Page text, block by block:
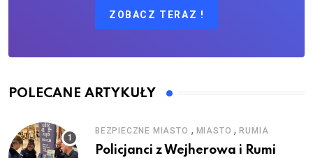
ZOBACZ TERAZ !
POLECANE ARTYKUŁY
BEZPIECZNE MIASTO , MIASTO ,RUMIA
Policjanci z Wejherowa i Rumi